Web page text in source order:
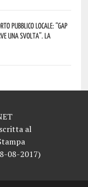
pubblico locale: “Gap
una svolta”. La
al
08-2017)